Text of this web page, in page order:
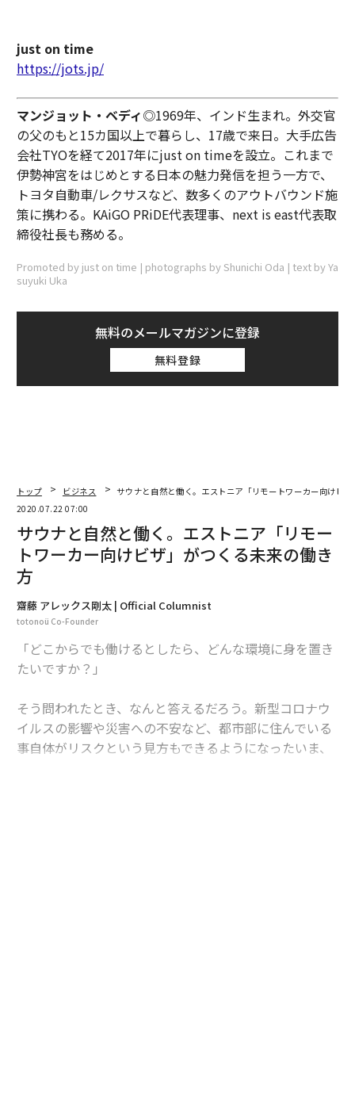
just on time
https://jots.jp/
マンジョット・ベディ◎1969年、インド生まれ。外交官
の父のもと15カ国以上で暮らし、17歳で来日。大手広告
会社TYOを経て2017年にjust on timeを設立。これまで
伊勢神宮をはじめとする日本の魅力発信を担う一方で、
トヨタ自動車/レクサスなど、数多くのアウトバウンド施
策に携わる。KAiGO PRiDE代表理事、next is east代表取
締役社長も務める。
Promoted by just on time | photographs by Shunichi Oda | text by Ya
suyuki Uka
無料のメールマガジンに登録
無料登録
トップ ビジネス
サウナと自然と働く。エストニア「リモートワーカー向けビ
2020.07.22 07:00
サウナと自然と働く。エストニア「リモー
トワーカー向けビザ」がつくる未来の働き
方
齋藤 アレックス剛太 | Official Columnist
totonoü Co-Founder
「どこからでも働けるとしたら、どんな環境に身を置き
たいですか？」
そう問われたとき、なんと答えるだろう。新型コロナウ
イルスの影響や災害への不安など、都市部に住んでいる
事自体がリスクという見方もできるようになったいま、